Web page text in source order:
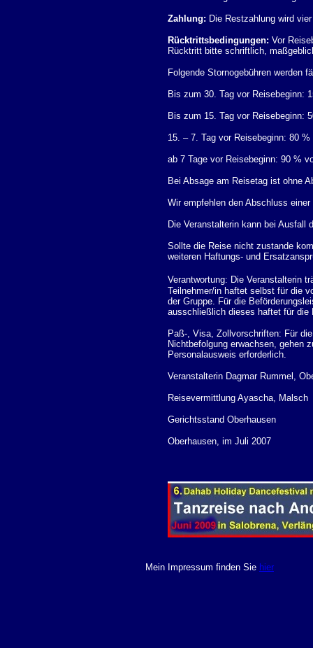
Zahlung: Die Restzahlung wird
Rücktrittsbedingungen: Vor
Rücktritt bitte schriftlich,
Folgende Stornogebühren werden
Bis zum 30. Tag vor Reisebeginn:
Bis zum 15. Tag vor Reisebeginn:
15. – 7. Tag vor Reisebeginn: 80
ab 7 Tage vor Reisebeginn: 90 %
Bei Absage am Reisetag ist ohne
Wir empfehlen den Abschluss
Die Veranstalterin kann bei Ausfall
Sollte die Reise nicht zustande
weiteren Haftungs- und
Verantwortung: Die Veranstalterin
Teilnehmer/in haftet selbst für die
der Gruppe. Für die
ausschließlich dieses haftet für die
Paß-, Visa, Zollvorschriften: Für
Nichtbefolgung erwachsen, gehen
Personalausweis erforderlich.
Veranstalterin Dagmar Rummel,
Reisevermittlung Ayascha, Malsch
Gerichtsstand Oberhausen
Oberhausen, im Juli 2007
Mein Impressum finden Sie hier